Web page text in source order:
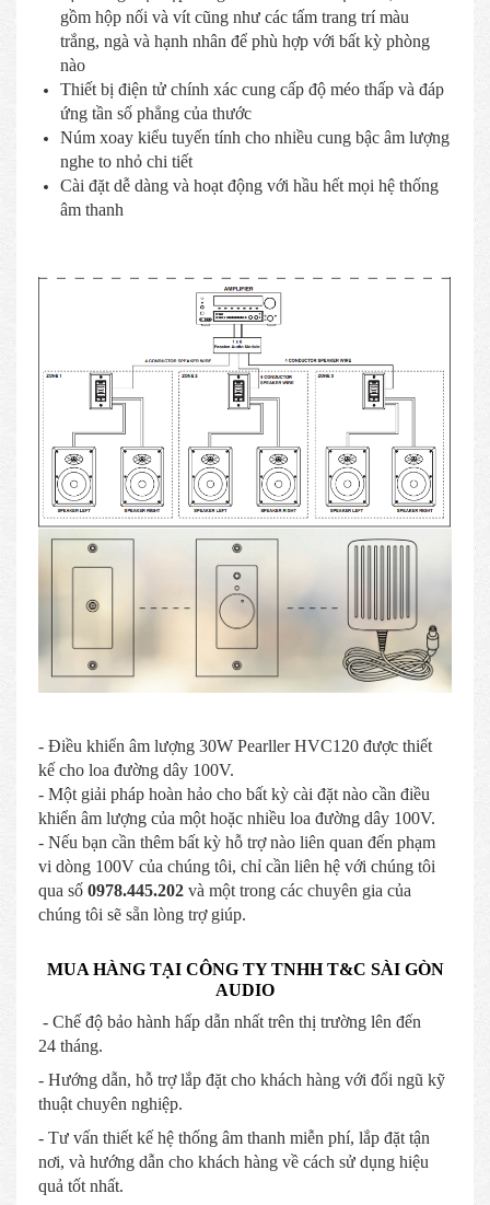
gồm hộp nối và vít cũng như các tấm trang trí màu
trắng, ngà và hạnh nhân để phù hợp với bất kỳ phòng
nào
Thiết bị điện tử chính xác cung cấp độ méo thấp và đáp
ứng tần số phẳng của thước
Núm xoay kiểu tuyến tính cho nhiều cung bậc âm lượng
nghe to nhỏ chi tiết
Cài đặt dễ dàng và hoạt động với hầu hết mọi hệ thống
âm thanh
- Điều khiển âm lượng 30W Pearller HVC120 được thiết
kế cho loa đường dây 100V.
- Một giải pháp hoàn hảo cho bất kỳ cài đặt nào cần điều
khiển âm lượng của một hoặc nhiều loa đường dây 100V.
- Nếu bạn cần thêm bất kỳ hỗ trợ nào liên quan đến phạm
vi dòng 100V của chúng tôi, chỉ cần liên hệ với chúng tôi
qua số 0978.445.202 và một trong các chuyên gia của
chúng tôi sẽ sẵn lòng trợ giúp.
MUA HÀNG TẠI CÔNG TY TNHH T&C SÀI GÒN
AUDIO
- Chế độ bảo hành hấp dẫn nhất trên thị trường lên đến
24 tháng.
- Hướng dẫn, hỗ trợ lắp đặt cho khách hàng với đổi ngũ kỹ
thuật chuyên nghiệp.
- Tư vấn thiết kế hệ thống âm thanh miễn phí, lắp đặt tận
nơi, và hướng dẫn cho khách hàng về cách sử dụng hiệu
quả tốt nhất.